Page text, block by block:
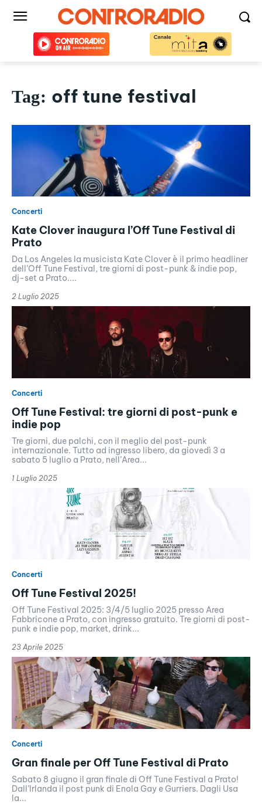
Tag: off tune festival
Concerti
Kate Clover inaugura l’Off Tune Festival di
Prato
Da Los Angeles la musicista Kate Clover è il primo headliner
dell’Off Tune Festival, tre giorni di post-punk & indie pop,
dj-set a Prato....
2 Luglio 2025
Concerti
Off Tune Festival: tre giorni di post-punk e
indie pop
Tre giorni, due palchi, con il meglio del post-punk
internazionale. Tutto ad ingresso libero, da giovedì 3 a
sabato 5 luglio a Prato, nell’Area...
1 Luglio 2025
Concerti
Off Tune Festival 2025!
Off Tune Festival 2025: 3/4/5 luglio 2025 presso Area
Fabbricone a Prato, con ingresso gratuito. Tre giorni di post-
punk e indie pop, market, drink...
23 Aprile 2025
Concerti
Gran finale per Off Tune Festival di Prato
Sabato 8 giugno il gran finale di Off Tune Festival a Prato!
Dall’Irlanda il post punk di Enola Gay e Gurriers. Dagli Usa
la...